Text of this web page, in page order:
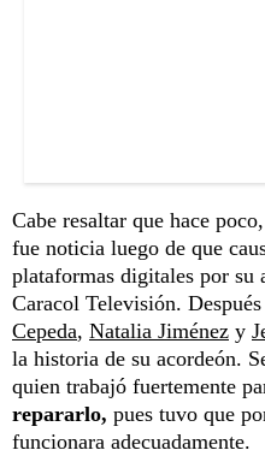
Cabe resaltar que hace
fue noticia luego de que
plataformas digitales por su
Caracol Televisión.
Cepeda, Natalia Jiménez y
la historia de su acordeón.
quien trabajó fuertemente
repararlo, pues tuvo que
funcionara adecuadamente.